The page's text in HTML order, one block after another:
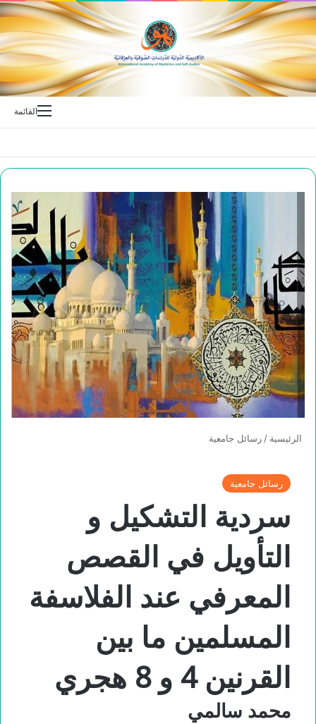
القائمة
الرئيسية / رسائل جامعية
رسائل جامعية
سردية التشكيل و
التأويل في القصص
المعرفي عند الفلاسفة
المسلمين ما بين
القرنين 4 و 8 هجري
محمد سالمي